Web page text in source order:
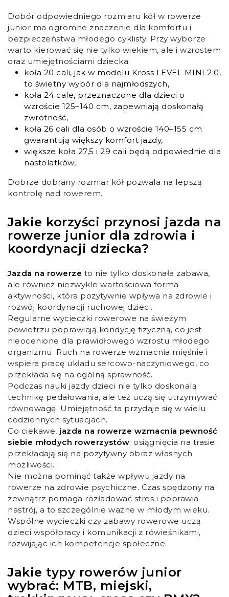
Dobór odpowiedniego rozmiaru kół w rowerze
junior ma ogromne znaczenie dla komfortu i
bezpieczeństwa młodego cyklisty. Przy wyborze
warto kierować się nie tylko wiekiem, ale i wzrostem
oraz umiejętnościami dziecka.
koła 20 cali, jak w modelu Kross LEVEL MINI 2.0,
to świetny wybór dla najmłodszych,
koła 24 cale, przeznaczone dla dzieci o
wzroście 125–140 cm, zapewniają doskonałą
zwrotność,
koła 26 cali dla osób o wzroście 140–155 cm
gwarantują większy komfort jazdy,
większe koła 27,5 i 29 cali będą odpowiednie dla
nastolatków,
Dobrze dobrany rozmiar kół pozwala na lepszą
kontrolę nad rowerem.
Jakie korzyści przynosi jazda na
rowerze junior dla zdrowia i
koordynacji dziecka?
Jazda na rowerze to nie tylko doskonała zabawa,
ale również niezwykle wartościowa forma
aktywności, która pozytywnie wpływa na zdrowie i
rozwój koordynacji ruchowej dzieci.
Regularne wycieczki rowerowe na świeżym
powietrzu poprawiają kondycję fizyczną, co jest
nieocenione dla prawidłowego wzrostu młodego
organizmu. Ruch na rowerze wzmacnia mięśnie i
wspiera pracę układu sercowo-naczyniowego, co
przekłada się na ogólną sprawność.
Podczas nauki jazdy dzieci nie tylko doskonalą
technikę pedałowania, ale też uczą się utrzymywać
równowagę. Umiejętność ta przydaje się w wielu
codziennych sytuacjach.
Co ciekawe, jazda na rowerze wzmacnia pewność
siebie młodych rowerzystów; osiągnięcia na trasie
przekładają się na pozytywny obraz własnych
możliwości.
Nie można pominąć także wpływu jazdy na
rowerze na zdrowie psychiczne. Czas spędzony na
zewnątrz pomaga rozładować stres i poprawia
nastrój, a to szczególnie ważne w młodym wieku.
Wspólne wycieczki czy zabawy rowerowe uczą
dzieci współpracy i komunikacji z rówieśnikami,
rozwijając ich kompetencje społeczne.
Jakie typy rowerów junior
wybrać: MTB, miejski,